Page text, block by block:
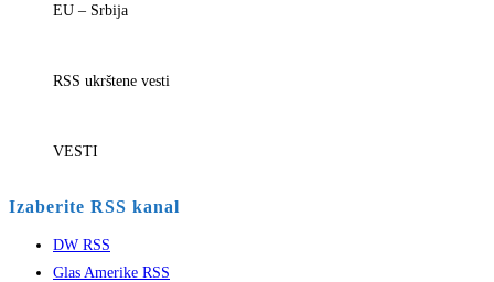
EU – Srbija
RSS ukrštene vesti
VESTI
Izaberite RSS kanal
DW RSS
Glas Amerike RSS